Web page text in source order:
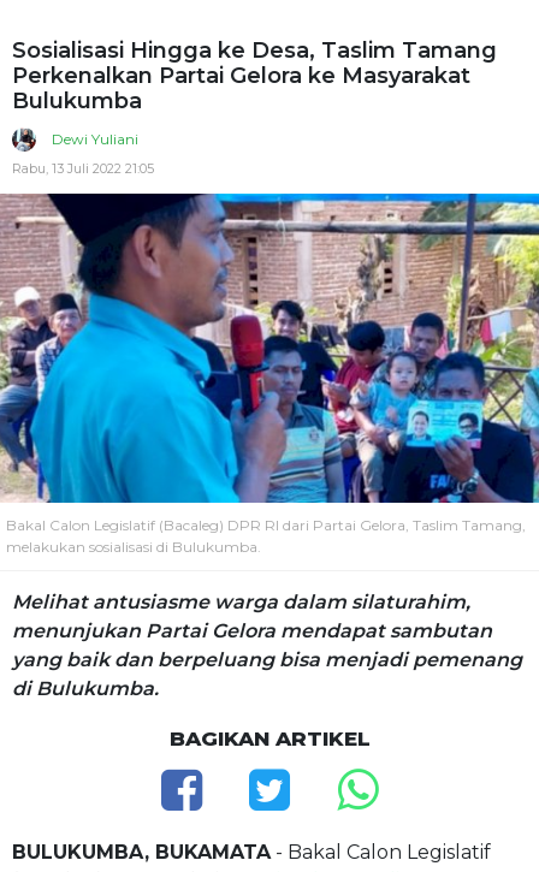
Sosialisasi Hingga ke Desa, Taslim Tamang
Perkenalkan Partai Gelora ke Masyarakat
Bulukumba
Dewi Yuliani
Rabu, 13 Juli 2022 21:05
Bakal Calon Legislatif (Bacaleg) DPR RI dari Partai Gelora, Taslim Tamang,
melakukan sosialisasi di Bulukumba.
Melihat antusiasme warga dalam silaturahim,
menunjukan Partai Gelora mendapat sambutan
yang baik dan berpeluang bisa menjadi pemenang
di Bulukumba.
BAGIKAN ARTIKEL
BULUKUMBA, BUKAMATA - Bakal Calon Legislatif